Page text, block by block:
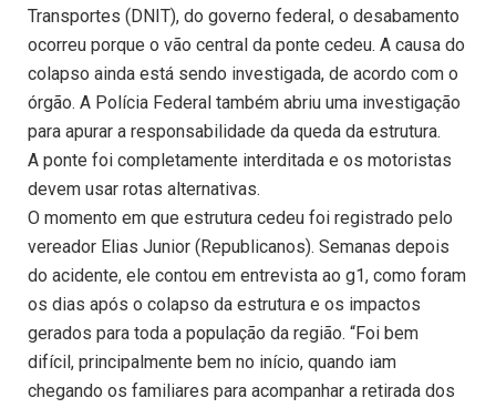
Transportes (DNIT), do governo federal, o desabamento
ocorreu porque o vão central da ponte cedeu. A causa do
colapso ainda está sendo investigada, de acordo com o
órgão. A Polícia Federal também abriu uma investigação
para apurar a responsabilidade da queda da estrutura.
A ponte foi completamente interditada e os motoristas
devem usar rotas alternativas.
O momento em que estrutura cedeu foi registrado pelo
vereador Elias Junior (Republicanos). Semanas depois
do acidente, ele contou em entrevista ao g1, como foram
os dias após o colapso da estrutura e os impactos
gerados para toda a população da região. “Foi bem
difícil, principalmente bem no início, quando iam
chegando os familiares para acompanhar a retirada dos